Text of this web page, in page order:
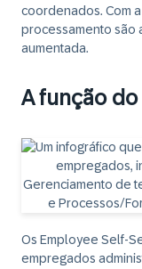
coordenados. Com
processamento são
aumentada.
A função
Os Employee Self-
empregados